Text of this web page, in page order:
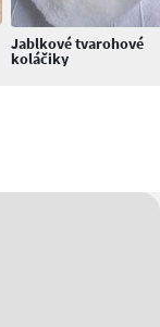
Jablkové tvarohové
koláčiky